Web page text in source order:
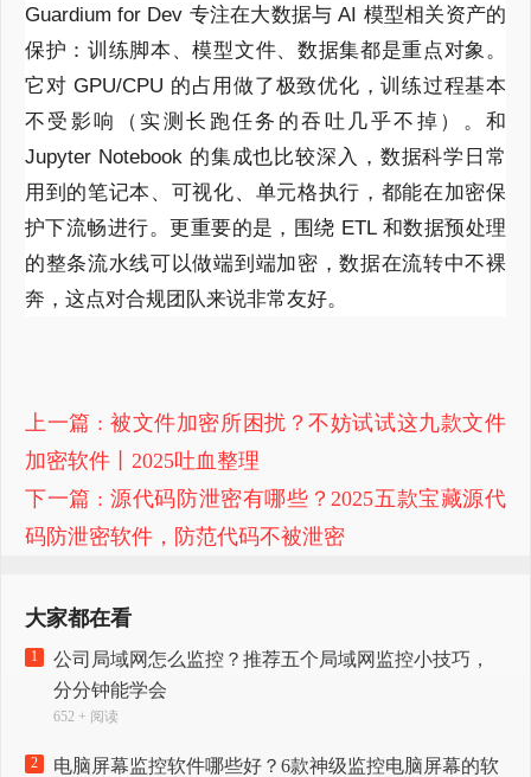
Guardium for Dev 专注在大数据与 AI 模型相关资产的
保护：训练脚本、模型文件、数据集都是重点对象。
它对 GPU/CPU 的占用做了极致优化，训练过程基本
不受影响（实测长跑任务的吞吐几乎不掉）。和
Jupyter Notebook 的集成也比较深入，数据科学日常
用到的笔记本、可视化、单元格执行，都能在加密保
护下流畅进行。更重要的是，围绕 ETL 和数据预处理
的整条流水线可以做端到端加密，数据在流转中不裸
奔，这点对合规团队来说非常友好。
上一篇 : 被文件加密所困扰？不妨试试这九款文件
加密软件丨2025吐血整理
下一篇 : 源代码防泄密有哪些？2025五款宝藏源代
码防泄密软件，防范代码不被泄密
大家都在看
1
公司局域网怎么监控？推荐五个局域网监控小技巧，
分分钟能学会
652 + 阅读
2
电脑屏幕监控软件哪些好？6款神级监控电脑屏幕的软